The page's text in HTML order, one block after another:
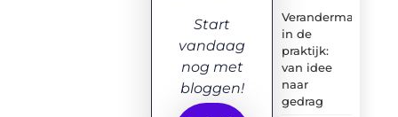
in de
praktijk:
van idee
naar
gedrag
Start
vandaag
nog met
bloggen!